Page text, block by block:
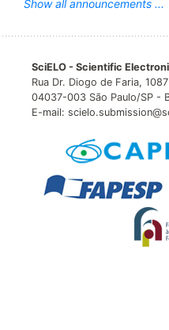
Show all announcements ...
SciELO - Scientific
Rua Dr. Diogo de Faria,
04037-003 São Paulo/SP -
E-mail: